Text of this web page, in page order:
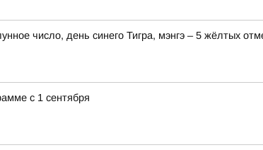
число, день синего Тигра, мэнгэ – 5 жёлтых
с 1 сентября